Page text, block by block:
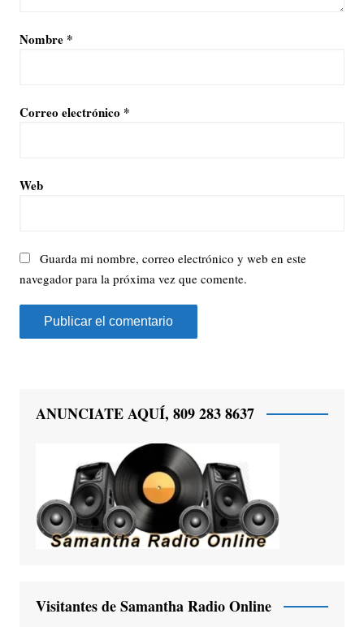
Nombre *
Correo electrónico *
Web
Guarda mi nombre, correo electrónico y web en este
navegador para la próxima vez que comente.
ANUNCIATE AQUÍ, 809 283 8637
Visitantes de Samantha Radio Online